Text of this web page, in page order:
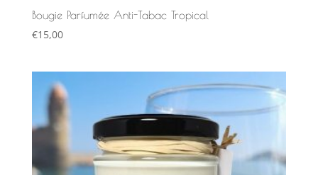
Bougie Parfumée Anti-Tabac Tropical
€15,00